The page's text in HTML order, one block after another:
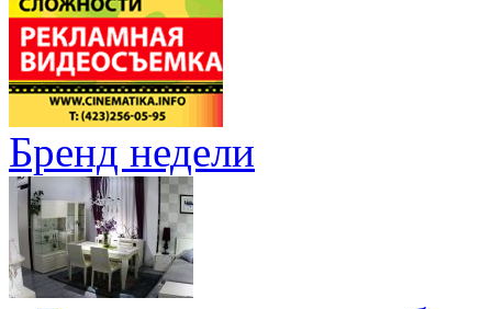
Бренд недели